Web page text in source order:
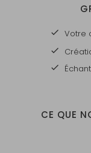
Votre
CE QUE